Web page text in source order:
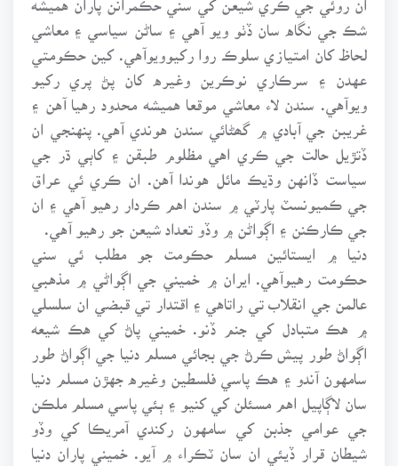
شڪ جي نگاه سان ڏٺو ويو آهي ۽ ساڻن سياسي ۽ معاشي
لحاظ کان امتيازي سلوڪ روا رکيوويوآهي. کين حڪومتي
عهدن ۽ سرڪاري نوڪرين وغيره کان پڻ پري رکيو
ويوآهي. سندن لاء معاشي موقعا هميشه محدود رهيا آهن ۽
غريبن جي آبادي ۾ گھڻائي سندن هوندي آهي. پنهنجي ان
ڏتڙيل حالت جي ڪري اهي مظلوم طبقن ۽ کاٻي ڌر جي
سياست ڏانهن وڌيڪ مائل هوندا آهن. ان ڪري ئي عراق
جي ڪميونسٽ پارٽي ۾ سندن اهم ڪردار رهيو آهي ۽ ان
جي ڪارڪنن ۽ اڳواڻن ۾ وڏو تعداد شيعن جو رهيو آهي.
دنيا ۾ ايستائين مسلم حڪومت جو مطلب ئي سني
حڪومت رهيوآهي. ايران ۾ خميني جي اڳواڻي ۾ مذهبي
عالمن جي انقلاب تي راتاهي ۽ اقتدار تي قبضي ان سلسلي
۾ هڪ متبادل کي جنم ڏنو. خميني پاڻ کي هڪ شيعه
اڳواڻ طور پيش ڪرڻ جي بجائي مسلم دنيا جي اڳواڻ طور
سامهون آندو ۽ هڪ پاسي فلسطين وغيره جهڙن مسلم دنيا
سان لاڳاپيل اهم مسئلن کي کنيو ۽ ٻئي پاسي مسلم ملڪن
جي عوامي جذبن کي سامهون رکندي آمريڪا کي وڏو
شيطان قرار ڏيئي ان سان ٽڪراء ۾ آيو. خميني پاران دنيا